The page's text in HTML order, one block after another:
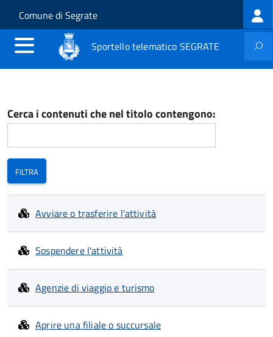
Salta al contenuto principale
Skip to site navigation
Comune di Segrate
Sportello telematico SEGRATE
Cerca i contenuti che nel titolo contengono:
Avviare o trasferire l'attività
Sospendere l'attività
Agenzie di viaggio e turismo
Aprire una filiale o succursale